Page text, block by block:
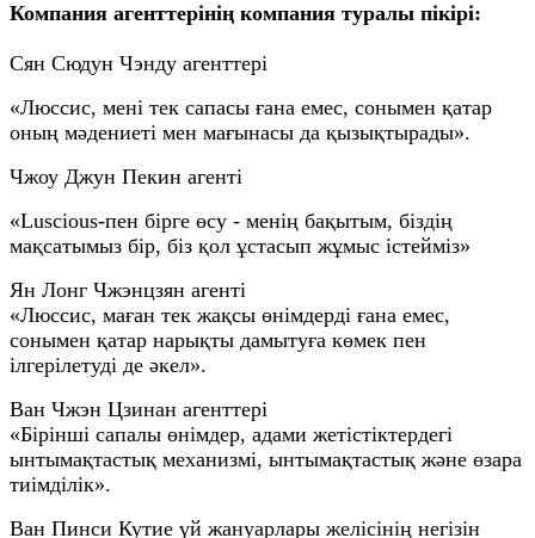
Компания агенттерінің компания туралы пікірі:
Сян Сюдун Чэнду агенттері
«Люссис, мені тек сапасы ғана емес, сонымен қатар
оның мәдениеті мен мағынасы да қызықтырады».
Чжоу Джун Пекин агенті
«Luscious-пен бірге өсу - менің бақытым, біздің
мақсатымыз бір, біз қол ұстасып жұмыс істейміз»
Ян Лонг Чжэнцзян агенті
«Люссис, маған тек жақсы өнімдерді ғана емес,
сонымен қатар нарықты дамытуға көмек пен
ілгерілетуді де әкел».
Ван Чжэн Цзинан агенттері
«Бірінші сапалы өнімдер, адами жетістіктердегі
ынтымақтастық механизмі, ынтымақтастық және өзара
тиімділік».
Ван Пинси Кутие үй жануарлары желісінің негізін